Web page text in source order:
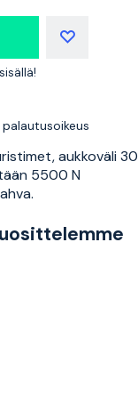
aukkoväli
5500 N